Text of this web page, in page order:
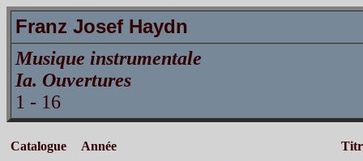
Franz Josef Haydn
Musique instrumentale
Ia. Ouvertures
1 - 16
Catalogue Année